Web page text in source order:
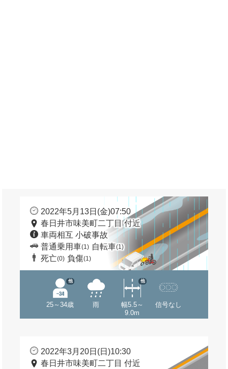
2022年5月13日(金)07:50
春日井市味美町二丁目 付近
車両相互 小破事故
普通乗用車(1) 自転車(1)
死亡(0) 負傷(1)
25～34歳
他
雨
幅5.5～
9.0m
他
信号なし
2022年3月20日(日)10:30
春日井市味美町二丁目 付近